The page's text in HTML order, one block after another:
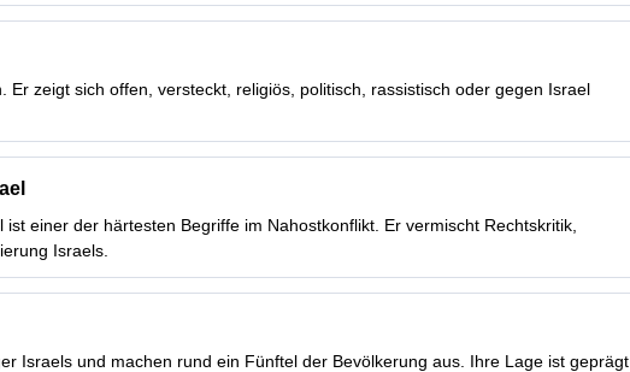
Er zeigt sich offen, versteckt, religiös, politisch, rassistisch oder gegen Israel
einer der härtesten Begriffe im Nahostkonflikt. Er vermischt Rechtskritik,
Israels.
Israels und machen rund ein Fünftel der Bevölkerung aus. Ihre Lage ist geprägt